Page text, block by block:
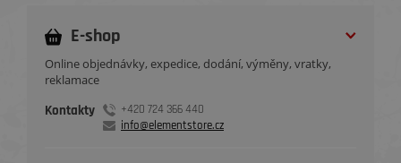
E-shop
Online objednávky, expedice, dodání, výměny, vratky,
reklamace
Kontakty
+420 724 366 440
info@elementstore.cz